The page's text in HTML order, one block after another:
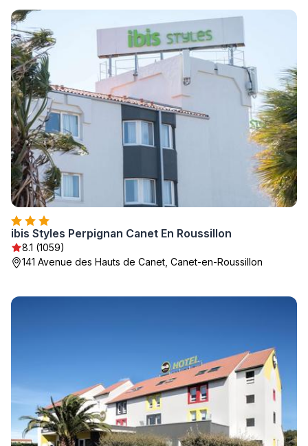
ibis Styles Perpignan Canet En Roussillon
8.1 (1059)
141 Avenue des Hauts de Canet, Canet-en-Roussillon